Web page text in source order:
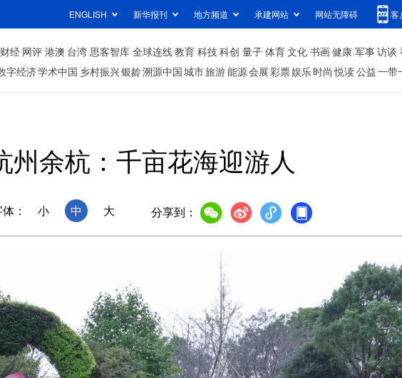
ENGLISH 新华报刊 地方频道 承建网站 网站无障碍 客
财经 网评 港澳 台湾 思客智库 全球连线教育 科技科创 量子 体育文化 书画健康 军事访谈
字经济学术中国 乡村振兴银龄溯源中国城市旅游能源会展彩票娱乐时尚 悦读公益一带
州余杭：千亩花海迎游人
： 小 中 大 分享到：